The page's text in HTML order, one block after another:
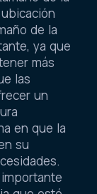
de la
ya que
más
las
un
en que la
su